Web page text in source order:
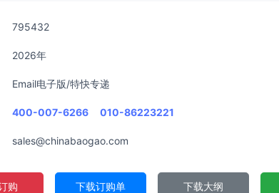
795432
2026年
Email电子版/特快专递
400-007-6266 010-86223221
sales@chinabaogao.com
购 下载订购单 下载大纲